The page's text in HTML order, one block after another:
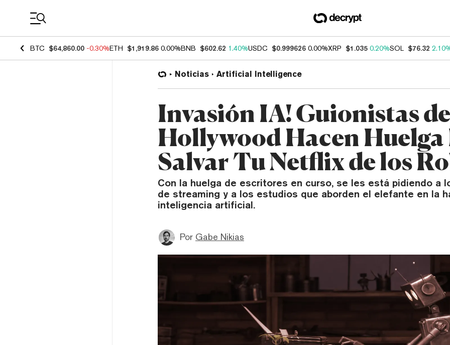
BTC $64,860.00 -0.30%ETH $1,919.86 0.00%BNB $602.62 1.40%USDC $0.999626 0.00%XRP $1.035 0.20%SOL $76.32
Noticias Artificial Intelligence
Invasión IA! Guionistas de
Hollywood Hacen Huelga
Salvar Tu Netflix de los
Con la huelga de escritores en curso, se les está pidiendo a
de streaming y a los estudios que aborden el elefante en la
inteligencia artificial.
Por Gabe Nikias